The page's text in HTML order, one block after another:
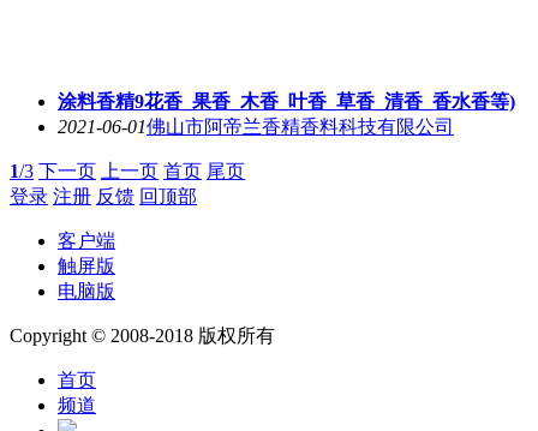
涂料香精9花香_果香_木香_叶香_草香_清香_香水香等)
2021-06-01佛山市阿帝兰香精香料科技有限公司
1/3 下一页 上一页 首页 尾页
登录 注册 反馈 回顶部
客户端
触屏版
电脑版
Copyright © 2008-2018 版权所有
首页
频道